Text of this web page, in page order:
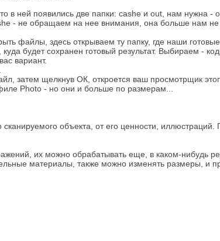
в ней появились две папки: cashe и out, нам нужна
- не обращаем на нее внимания, она больше нам не
файлы, здесь открываем ту папку, где наши
будет сохранен готовый результат. Выбираем -
вариант.
затем щелкнув ОК, откроется ваш просмотрщик
Photo - но они и больше по размерам...
объекта, от его ценности,
их можно обрабатывать еще, в каком-нибудь
материалы, также можно изменять размеры,